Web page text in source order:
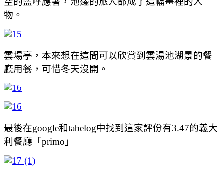
物。
雲場亭，本來想在這間可以欣賞到雲湯池湖景的餐
廳用餐，可惜冬天沒開。
最後在google和tabelog中找到這家評份有3.47的義大
利餐廳「primo」